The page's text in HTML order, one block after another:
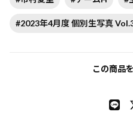
#2023年4月度 個別生写真
この商品